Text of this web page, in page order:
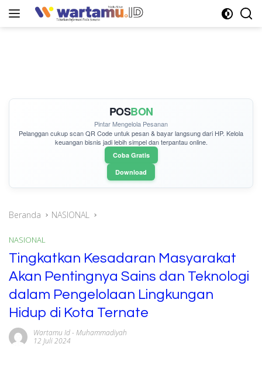
POSBON
Pintar Mengelola Pesanan
Pelanggan cukupscan QR Codeuntuk pesan & bayar langsung dari HP. Kelola
keuangan bisnis jadi lebih simpel dan terpantau online.
Coba Gratis
Download
Beranda NASIONAL
NASIONAL
Tingkatkan Kesadaran Masyarakat
Akan Pentingnya Sains dan Teknologi
dalam Pengelolaan Lingkungan
Hidup di Kota Ternate
Wartamu Id- Muhammadiyah
12 Juli 2024